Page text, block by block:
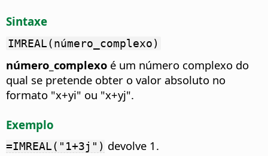
Sintaxe
IMREAL(número_complexo)
número_complexo é um número complexo do
qual se pretende obter o valor absoluto no
formato "x+yi" ou "x+yj".
Exemplo
=IMREAL("1+3j") devolve 1.